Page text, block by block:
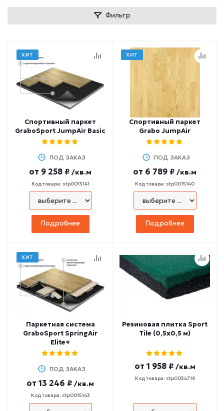
Фильтр
ХИТ
Спортивный паркет
GraboSport JumpAir Basic
ПОД ЗАКАЗ
от 9 258 ₽ /кв.м
Код товара: stp0015141
Подробнее
ХИТ
Спортивный паркет
Grabo JumpAir
ПОД ЗАКАЗ
от 6 789 ₽ /кв.м
Код товара: stp0015140
Подробнее
ХИТ
Паркетная система
GraboSport SpringAir
Elite+
ПОД ЗАКАЗ
от 13 246 ₽ /кв.м
Код товара: stp0015143
Резиновая плитка Sport
Tile (0,5x0,5 м)
от 1 958 ₽ /кв.м
Код товара: stp0034716